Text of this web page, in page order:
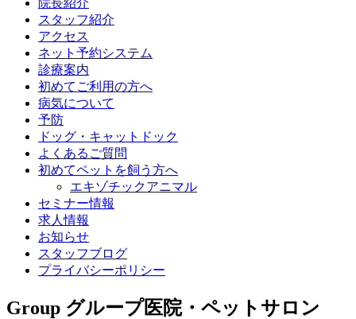
院長紹介
スタッフ紹介
アクセス
ネット予約システム
診療案内
初めてご利用の方へ
病気について
予防
ドッグ・キャットドック
よくあるご質問
初めてペットを飼う方へ
エキゾチックアニマル
セミナー情報
求人情報
お知らせ
スタッフブログ
プライバシーポリシー
Group グループ医院・ペットサロン